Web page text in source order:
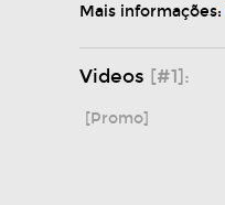
Mais informações:
Videos [#1]:
[Promo]